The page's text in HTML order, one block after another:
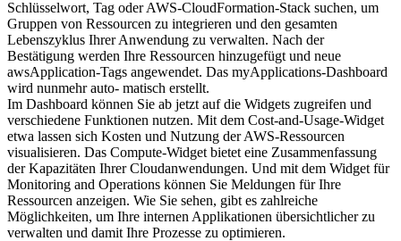
Schlüsselwort, Tag oder AWS-CloudFormation-Stack suchen, um
Gruppen von Ressourcen zu integrieren und den gesamten
Lebenszyklus Ihrer Anwendung zu verwalten. Nach der
Bestätigung werden Ihre Ressourcen hinzugefügt und neue
awsApplication-Tags angewendet. Das myApplications-Dashboard
wird nunmehr auto- matisch erstellt.
Im Dashboard können Sie ab jetzt auf die Widgets zugreifen und
verschiedene Funktionen nutzen. Mit dem Cost-and-Usage-Widget
etwa lassen sich Kosten und Nutzung der AWS-Ressourcen
visualisieren. Das Compute-Widget bietet eine Zusammenfassung
der Kapazitäten Ihrer Cloudanwendungen. Und mit dem Widget für
Monitoring and Operations können Sie Meldungen für Ihre
Ressourcen anzeigen. Wie Sie sehen, gibt es zahlreiche
Möglichkeiten, um Ihre internen Applikationen übersichtlicher zu
verwalten und damit Ihre Prozesse zu optimieren.